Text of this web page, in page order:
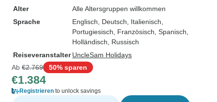
Alter
Alle Altersgruppen willkommen
Sprache
Englisch, Deutsch, Italienisch,
Portugiesisch, Französisch, Spanisch,
Holländisch, Russisch
Reiseveranstalter UncleSam Holidays
Ab €2.769 50% sparen
€1.384
Registrieren to unlock savings